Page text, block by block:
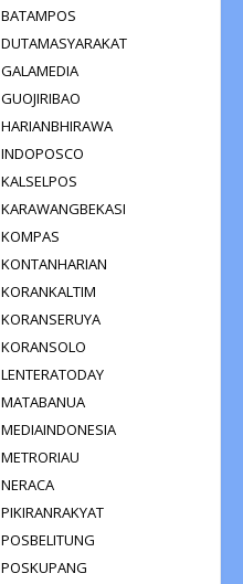
BATAMPOS
DUTAMASYARAKAT
GALAMEDIA
GUOJIRIBAO
HARIANBHIRAWA
INDOPOSCO
KALSELPOS
KARAWANGBEKASI
KOMPAS
KONTANHARIAN
KORANKALTIM
KORANSERUYA
KORANSOLO
LENTERATODAY
MATABANUA
MEDIAINDONESIA
METRORIAU
NERACA
PIKIRANRAKYAT
POSBELITUNG
POSKUPANG